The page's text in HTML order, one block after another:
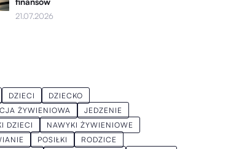
21.07.2026
DZIECI
DZIECKO
ŻYWIENIOWA
JEDZENIE
DZIECI
NAWYKI ŻYWIENIOWE
POSIŁKI
RODZICE